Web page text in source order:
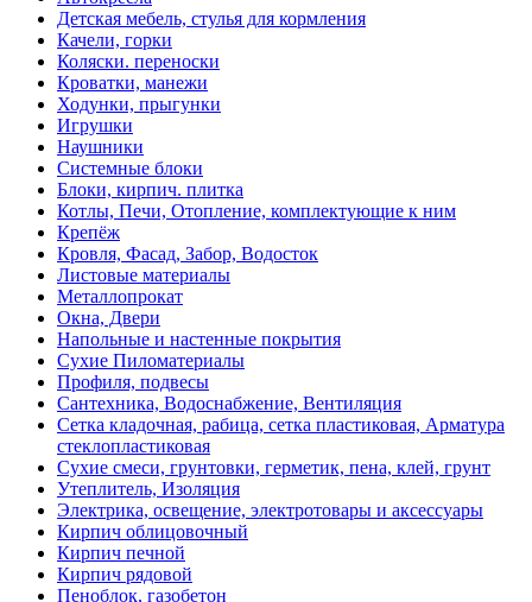
Детская мебель, стулья для кормления
Качели, горки
Коляски. переноски
Кроватки, манежи
Ходунки, прыгунки
Игрушки
Наушники
Системные блоки
Блоки, кирпич. плитка
Котлы, Печи, Отопление, комплектующие к ним
Крепёж
Кровля, Фасад, Забор, Водосток
Листовые материалы
Металлопрокат
Окна, Двери
Напольные и настенные покрытия
Сухие Пиломатериалы
Профиля, подвесы
Сантехника, Водоснабжение, Вентиляция
Сетка кладочная, рабица, сетка пластиковая, Арматура
стеклопластиковая
Сухие смеси, грунтовки, герметик, пена, клей, грунт
Утеплитель, Изоляция
Электрика, освещение, электротовары и аксессуары
Кирпич облицовочный
Кирпич печной
Кирпич рядовой
Пеноблок, газобетон